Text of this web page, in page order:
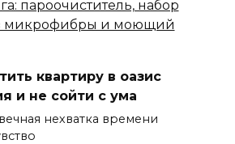
квартиру в оазис
и не сойти с ума
нехватка времени